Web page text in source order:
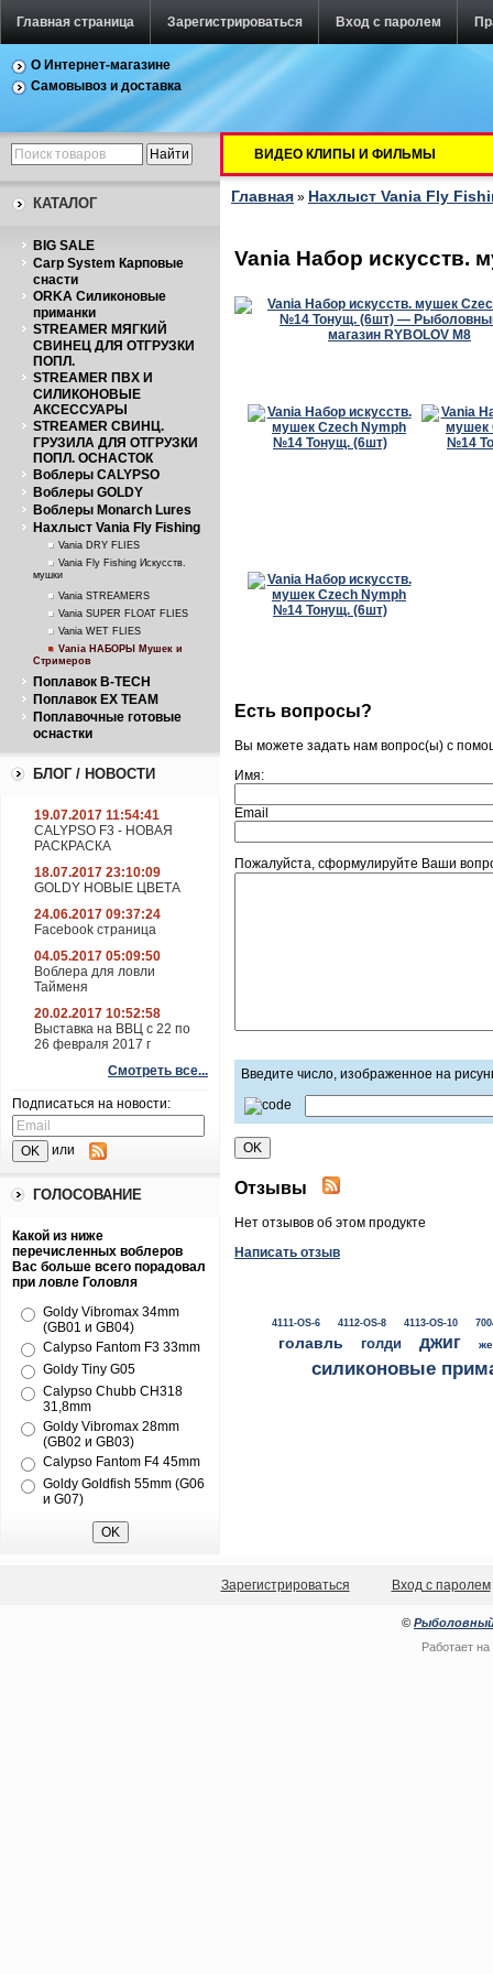
Главная страница Зарегистрироваться Вход с паролем
О Интернет-магазине
Самовывоз и доставка
КАТАЛОГ
BIG SALE
Carp System Карповые
снасти
ORKA Силиконовые
приманки
STREAMER МЯГКИЙ
СВИНЕЦ ДЛЯ ОТГРУЗКИ
ПОПЛ.
STREAMER ПВХ И
СИЛИКОНОВЫЕ
АКСЕССУАРЫ
STREAMER СВИНЦ.
ГРУЗИЛА ДЛЯ ОТГРУЗКИ
ПОПЛ. ОСНАСТОК
Воблеры CALYPSO
Воблеры GOLDY
Воблеры Monarch Lures
Нахлыст Vania Fly Fishing
Vania DRY FLIES
Vania Fly Fishing Искусств.
мушки
Vania STREAMERS
Vania SUPER FLOAT FLIES
Vania WET FLIES
Vania НАБОРЫ Мушек и
Стримеров
Поплавок B-TECH
Поплавок EX TEAM
Поплавочные готовые
оснастки
БЛОГ / НОВОСТИ
19.07.2017 11:54:41
CALYPSO F3 - НОВАЯ
РАСКРАСКА
18.07.2017 23:10:09
GOLDY НОВЫЕ ЦВЕТА
24.06.2017 09:37:24
Facebook страница
04.05.2017 05:09:50
Воблера для ловли
Тайменя
20.02.2017 10:52:58
Выставка на ВВЦ с 22 по
26 февраля 2017 г
Смотреть все...
Подписаться на новости:
или
ГОЛОСОВАНИЕ
Какой из ниже
перечисленных воблеров
Вас больше всего порадовал
при ловле Головля
Goldy Vibromax 34mm
(GB01 и GB04)
Calypso Fantom F3 33mm
Goldy Tiny G05
Calypso Chubb CH318
31,8mm
Goldy Vibromax 28mm
(GB02 и GB03)
Calypso Fantom F4 45mm
Goldy Goldfish 55mm (G06
и G07)
ВИДЕО КЛИПЫ И ФИЛЬМЫ
Главная » Нахлыст Vania Fly
Vania Набор искусств.
Есть вопросы?
Вы можете задать нам вопрос(ы) с
Имя:
Email
Пожалуйста, сформулируйте Ваши
Введите число, изображенное на
Отзывы
Нет отзывов об этом продукте
Написать отзыв
4111-OS-6 4112-OS-8 4113-OS-10
голавль голди джиг
силиконовые
Зарегистрироваться Вход с паролем
© Рыболовный
Работает